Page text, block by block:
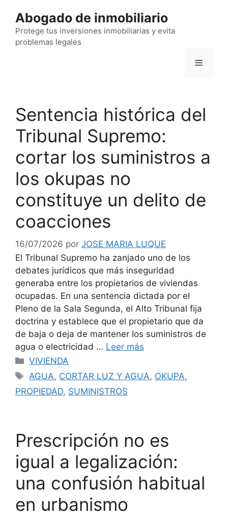
contenido
Abogado de inmobiliario
Protege tus inversiones inmobiliarias y evita
problemas legales
Menú
Sentencia histórica del
Tribunal Supremo:
cortar los suministros a
los okupas no
constituye un delito de
coacciones
16/07/2026 por JOSE MARIA LUQUE
El Tribunal Supremo ha zanjado uno de los
debates jurídicos que más inseguridad
generaba entre los propietarios de viviendas
ocupadas. En una sentencia dictada por el
Pleno de la Sala Segunda, el Alto Tribunal fija
doctrina y establece que el propietario que da
de baja o deja de mantener los suministros de
agua o electricidad … Leer más
Categorías
VIVIENDA
Etiquetas
AGUA, CORTAR LUZ Y AGUA, OKUPA,
PROPIEDAD, SUMINISTROS
Prescripción no es
igual a legalización:
una confusión habitual
en urbanismo